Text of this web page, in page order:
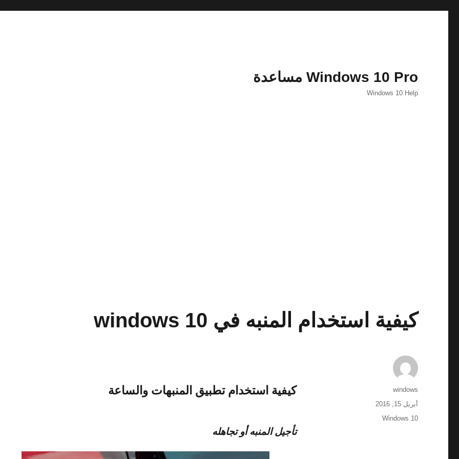
Windows 10 Pro مساعدة
Windows 10 Help
كيفية استخدام المنبه في windows 10
كيفية استخدام تطبيق المنبهات والساعة
تأجيل المنبه أو تجاهله
الكاتب
windows
نُشرت
في
أبريل 15, 2016
الوسوم
Windows 10